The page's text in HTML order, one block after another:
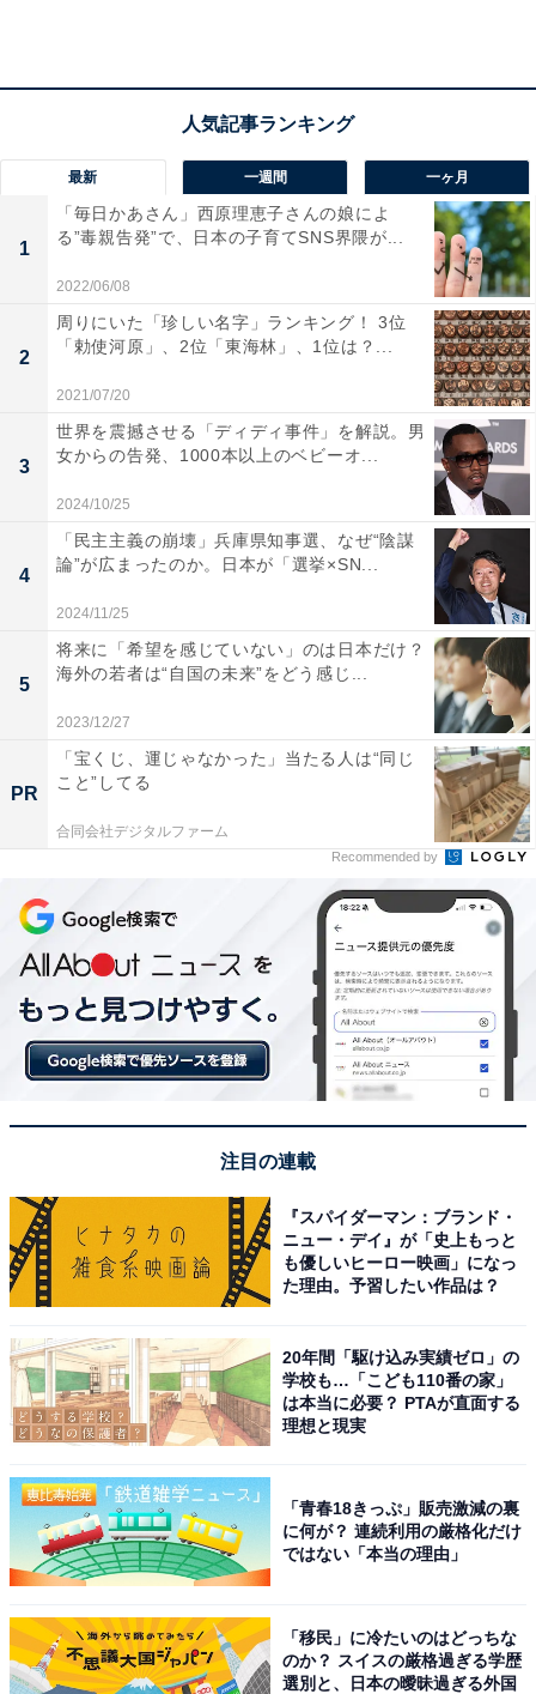
初めてお金を借りた時の年齢は？
初めてお金を借りた年齢は「20〜24歳」が32％と最も多
く、次いで「25〜29歳」。初めてお金を借りた年齢は
「20代」が半数を占めました。
借りた金額は最終的にいくらに？ 「1000万円以
初めてお金を借りたときの「金額」
最新 一週間 一ヶ月
1
「毎日かあさん」西原理恵子さんの娘によ
る”毒親告発”で、日本の子育てSNS界隈が...
2022/06/08
2
周りにいた「珍しい名字」ランキング！ 3位
「勅使河原」、2位「東海林」、1位は？...
2021/07/20
3
世界を震撼させる「ディディ事件」を解説。男
女からの告発、1000本以上のベビーオ...
2024/10/25
4
「民主主義の崩壊」兵庫県知事選、なぜ“陰謀
論”が広まったのか。日本が「選挙×SN...
2024/11/25
5
将来に「希望を感じていない」のは日本だけ？
海外の若者は“自国の未来”をどう感じ...
2023/12/27
PR
「宝くじ、運じゃなかった」当たる人は“同じ
こと”してる
合同会社デジタルファーム
Recommended by
注目の連載
『スパイダーマン：ブランド・
ニュー・デイ』が「史上もっと
も優しいヒーロー映画」になっ
た理由。予習したい作品は？
20年間「駆け込み実績ゼロ」の
学校も…「こども110番の家」
は本当に必要？ PTAが直面する
理想と現実
「青春18きっぷ」販売激減の裏
に何が？ 連続利用の厳格化だけ
ではない「本当の理由」
「移民」に冷たいのはどっちな
のか？ スイスの厳格過ぎる学歴
選別と、日本の曖昧過ぎる外国